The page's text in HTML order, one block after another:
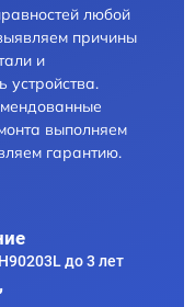
любой
причины
и
устройства.
выполняем
гарантию.
до 3 лет